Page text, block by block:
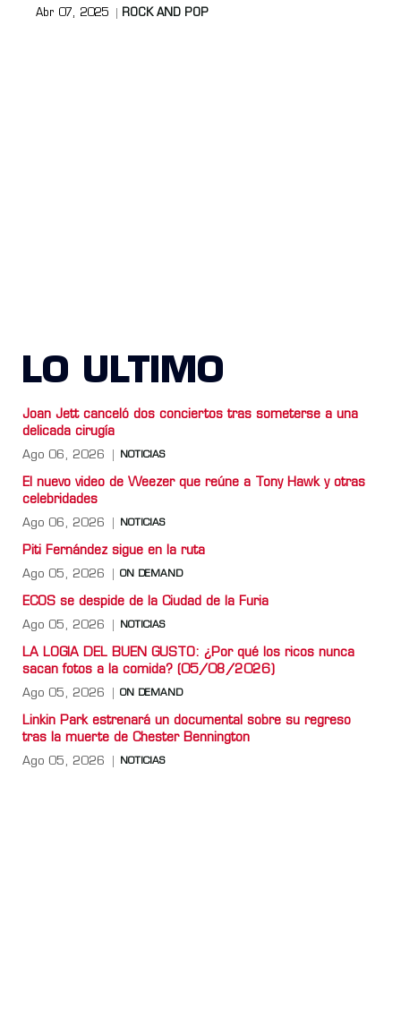
Abr 07, 2025 ROCK AND POP
LO ULTIMO
Joan Jett canceló dos conciertos tras someterse a una
delicada cirugía
Ago 06, 2026 NOTICIAS
El nuevo video de Weezer que reúne a Tony Hawk y otras
celebridades
Ago 06, 2026 NOTICIAS
Piti Fernández sigue en la ruta
Ago 05, 2026 ON DEMAND
ECOS se despide de la Ciudad de la Furia
Ago 05, 2026 NOTICIAS
LA LOGIA DEL BUEN GUSTO: ¿Por qué los ricos nunca
sacan fotos a la comida? (05/08/2026)
Ago 05, 2026 ON DEMAND
Linkin Park estrenará un documental sobre su regreso
tras la muerte de Chester Bennington
Ago 05, 2026 NOTICIAS